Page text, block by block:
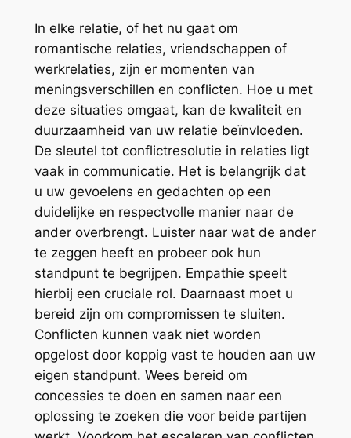
In elke relatie, of het nu gaat om
romantische relaties, vriendschappen of
werkrelaties, zijn er momenten van
meningsverschillen en conflicten. Hoe u met
deze situaties omgaat, kan de kwaliteit en
duurzaamheid van uw relatie beïnvloeden.
De sleutel tot conflictresolutie in relaties ligt
vaak in communicatie. Het is belangrijk dat
u uw gevoelens en gedachten op een
duidelijke en respectvolle manier naar de
ander overbrengt. Luister naar wat de ander
te zeggen heeft en probeer ook hun
standpunt te begrijpen. Empathie speelt
hierbij een cruciale rol. Daarnaast moet u
bereid zijn om compromissen te sluiten.
Conflicten kunnen vaak niet worden
opgelost door koppig vast te houden aan uw
eigen standpunt. Wees bereid om
concessies te doen en samen naar een
oplossing te zoeken die voor beide partijen